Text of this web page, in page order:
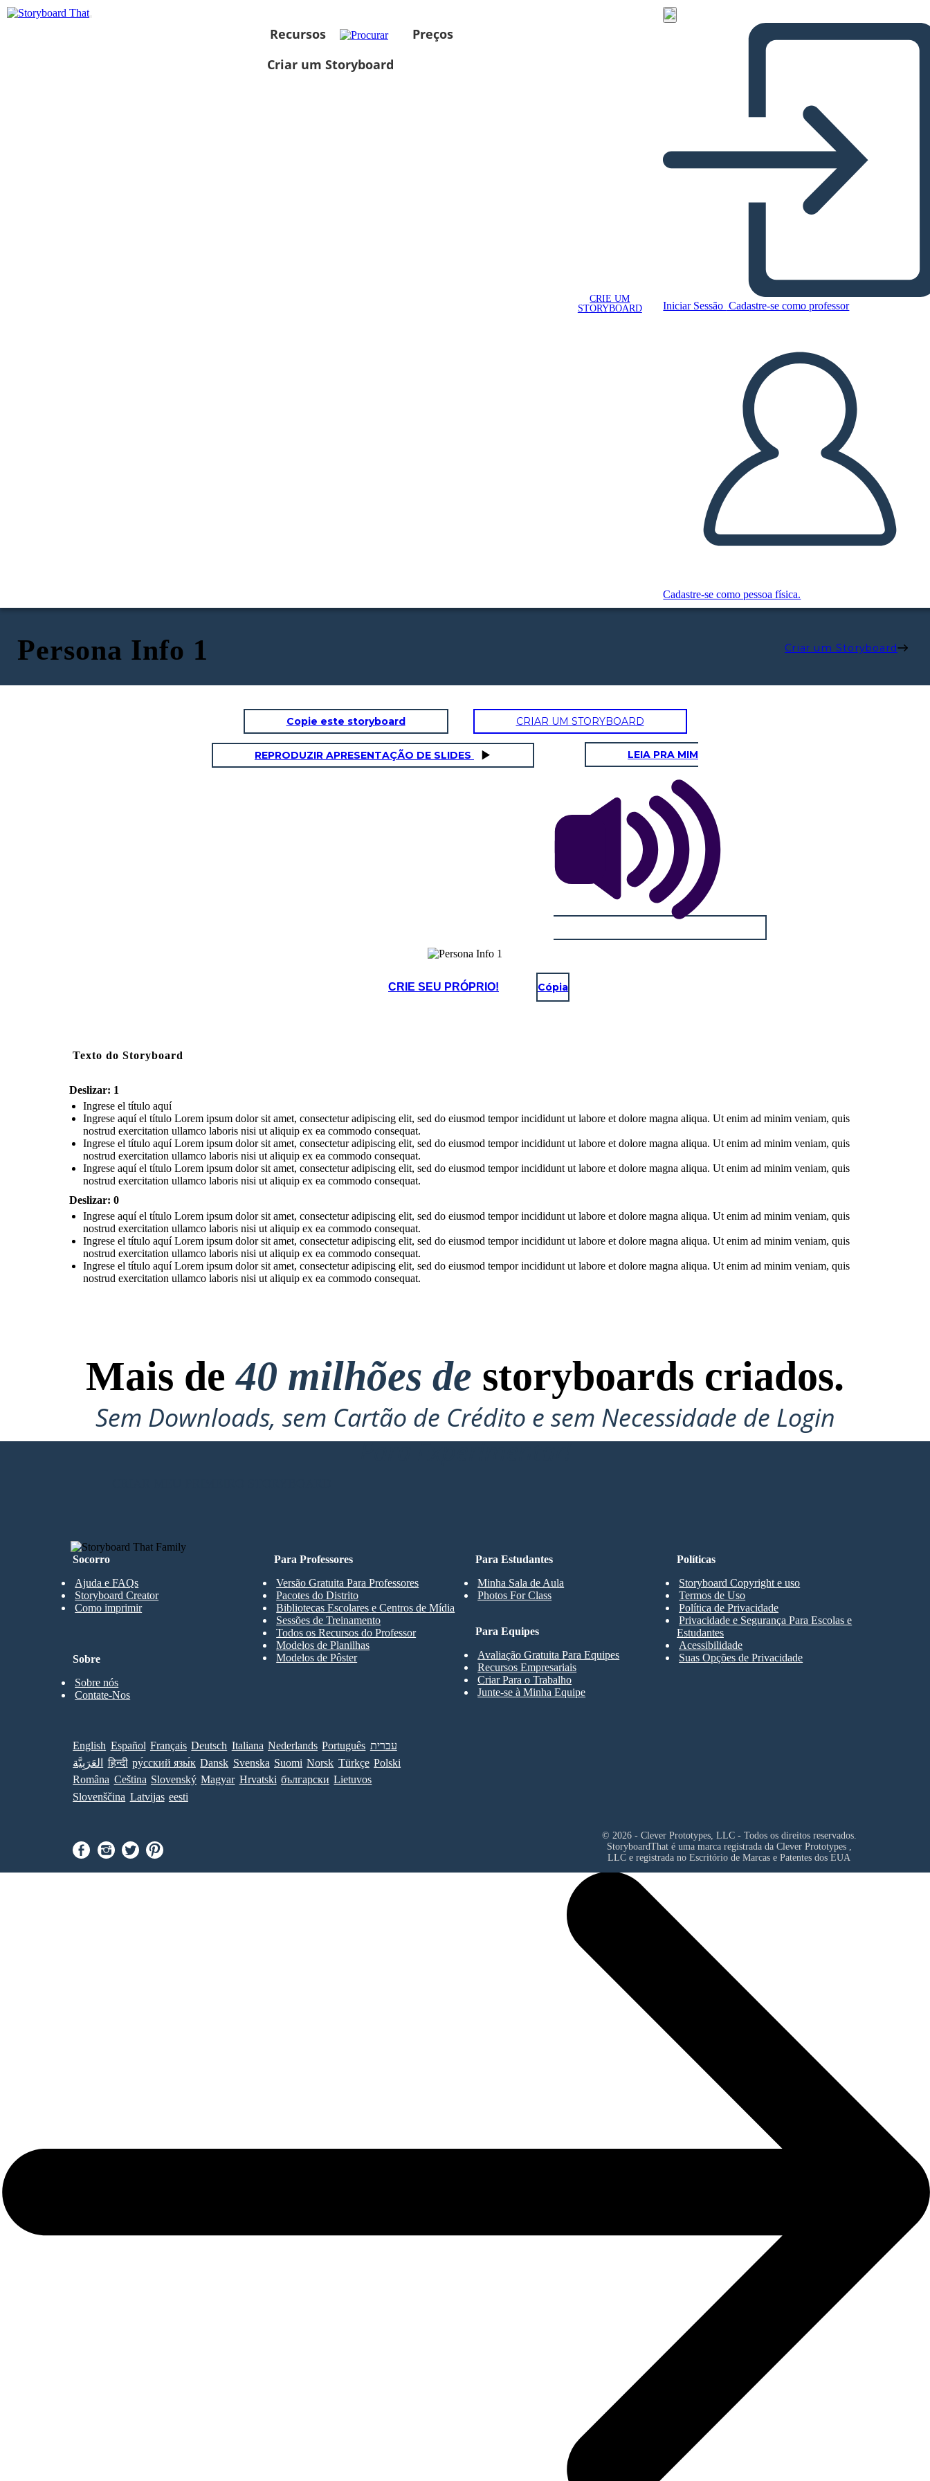
Recursos
Preços
Criar um Storyboard
CRIE UM
STORYBOARD
Iniciar Sessão Cadastre-se como professor
Cadastre-se como pessoa física.
Persona Info 1 Criar um Storyboard
Copie este storyboard CRIAR UM STORYBOARD
REPRODUZIR APRESENTAÇÃO DE SLIDES LEIA PRA MIM
CRIE SEU PRÓPRIO! Cópia
Texto do Storyboard
Deslizar: 1
Ingrese el título aquí
Ingrese aquí el título Lorem ipsum dolor sit amet, consectetur adipiscing elit, sed do eiusmod tempor incididunt ut labore et dolore magna aliqua. Ut enim ad minim veniam, quis
nostrud exercitation ullamco laboris nisi ut aliquip ex ea commodo consequat.
Ingrese el título aquí Lorem ipsum dolor sit amet, consectetur adipiscing elit, sed do eiusmod tempor incididunt ut labore et dolore magna aliqua. Ut enim ad minim veniam, quis
nostrud exercitation ullamco laboris nisi ut aliquip ex ea commodo consequat.
Ingrese aquí el título Lorem ipsum dolor sit amet, consectetur adipiscing elit, sed do eiusmod tempor incididunt ut labore et dolore magna aliqua. Ut enim ad minim veniam, quis
nostrud exercitation ullamco laboris nisi ut aliquip ex ea commodo consequat.
Deslizar: 0
Ingrese aquí el título Lorem ipsum dolor sit amet, consectetur adipiscing elit, sed do eiusmod tempor incididunt ut labore et dolore magna aliqua. Ut enim ad minim veniam, quis
nostrud exercitation ullamco laboris nisi ut aliquip ex ea commodo consequat.
Ingrese el título aquí Lorem ipsum dolor sit amet, consectetur adipiscing elit, sed do eiusmod tempor incididunt ut labore et dolore magna aliqua. Ut enim ad minim veniam, quis
nostrud exercitation ullamco laboris nisi ut aliquip ex ea commodo consequat.
Ingrese el título aquí Lorem ipsum dolor sit amet, consectetur adipiscing elit, sed do eiusmod tempor incididunt ut labore et dolore magna aliqua. Ut enim ad minim veniam, quis
nostrud exercitation ullamco laboris nisi ut aliquip ex ea commodo consequat.
Mais de40 milhões de storyboards criados.
Sem Downloads, sem Cartão de Crédito e sem Necessidade de Login
Para Experimentar!
Socorro
Ajuda e FAQs
Storyboard Creator
Como imprimir
Para Estudantes
Minha Sala de Aula
Photos For Class
Para Professores
Versão Gratuita Para Professores
Pacotes do Distrito
Bibliotecas Escolares e Centros de Mídia
Sessões de Treinamento
Todos os Recursos do Professor
Modelos de Planilhas
Modelos de Pôster
Para Equipes
Avaliação Gratuita Para Equipes
Recursos Empresariais
Criar Para o Trabalho
Junte-se à Minha Equipe
Sobre
Sobre nós
Contate-Nos
Políticas
Storyboard Copyright e uso
Termos de Uso
Política de Privacidade
Privacidade e Segurança Para Escolas e
Estudantes
Acessibilidade
Suas Opções de Privacidade
English Español Français Deutsch Italiana Nederlands Português עברית
العَرَبِيَّة
हिन्दी ру́сский язы́к Dansk Svenska Suomi Norsk Türkçe Polski
Româna Ceština Slovenský Magyar Hrvatski български Lietuvos
Slovenščina Latvijas eesti
© 2026 - Clever Prototypes, LLC - Todos os direitos reservados.
StoryboardThat é uma marca registrada da Clever Prototypes ,
LLC e registrada no Escritório de Marcas e Patentes dos EUA